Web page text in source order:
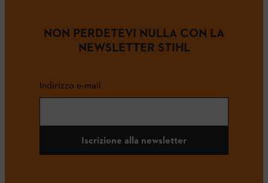
NON PERDETEVI NULLA CON LA
NEWSLETTER STIHL
Indirizzo e-mail
Iscrizione alla newsletter